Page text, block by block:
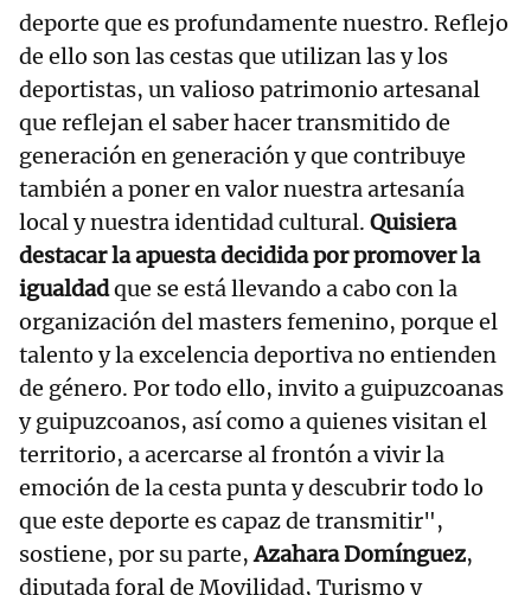
deporte que es profundamente nuestro. Reflejo
de ello son las cestas que utilizan las y los
deportistas, un valioso patrimonio artesanal
que reflejan el saber hacer transmitido de
generación en generación y que contribuye
también a poner en valor nuestra artesanía
local y nuestra identidad cultural. Quisiera
destacar la apuesta decidida por promover la
igualdadque se está llevando a cabo con la
organización del masters femenino, porque el
talento y la excelencia deportiva no entienden
de género. Por todo ello, invito a guipuzcoanas
y guipuzcoanos, así como a quienes visitan el
territorio, a acercarse al frontón a vivir la
emoción de la cesta punta y descubrir todo lo
que este deporte es capaz de transmitir",
sostiene, por su parte,Azahara Domínguez,
diputada foral de Movilidad, Turismo y